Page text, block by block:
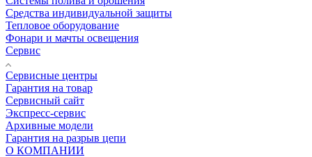
Средства индивидуальной защиты
Тепловое оборудование
Фонари и мачты освещения
Сервис
Сервисные центры
Гарантия на товар
Сервисный сайт
Экспресс-сервис
Архивные модели
Гарантия на разрыв цепи
О КОМПАНИИ